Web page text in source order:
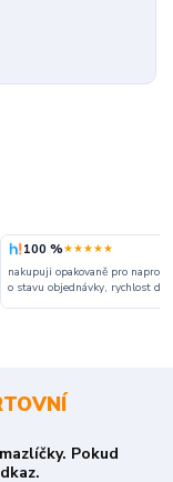
100 %★★★★★
nakupuji opakovaně pro
o stavu objednávky, rychlost
Pokud